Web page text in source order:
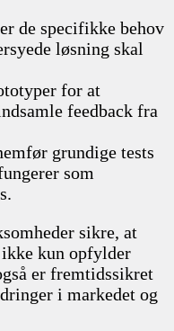
de specifikke behov
løsning skal
for at
feedback fra
grundige tests
som
sikre, at
ikke kun opfylder
er fremtidssikret
i markedet og